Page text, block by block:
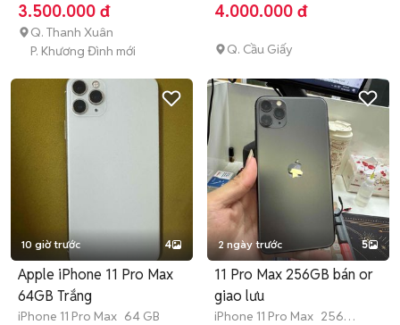
3.500.000 đ
Q. Thanh Xuân
P. Khương Đình mới
4.000.000 đ
Q. Cầu Giấy
10 giờ trước 4
Apple iPhone 11 Pro Max
64GB Trắng
iPhone 11 Pro Max 64 GB
2 ngày trước 5
11 Pro Max 256GB bán or
giao lưu
iPhone 11 Pro Max 256